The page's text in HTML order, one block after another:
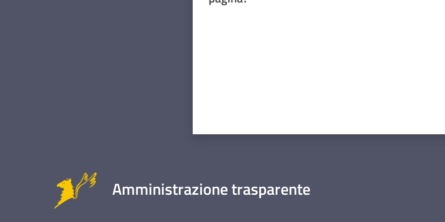
Amministrazione trasparente